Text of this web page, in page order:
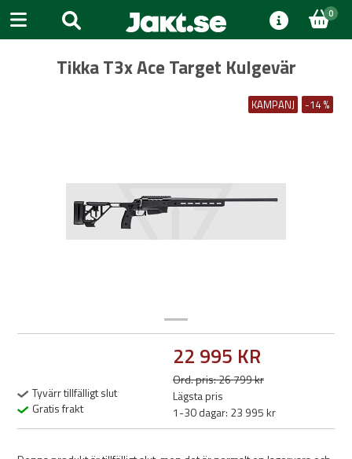
0
Tikka T3x Ace Target Kulgevär
KAMPANJ -14 %
Previous
Tyvärr tillfälligt slut
Gratis frakt
22 995 KR
Ord. pris: 26 799 kr
Lägsta pris
1-30 dagar: 23 995 kr